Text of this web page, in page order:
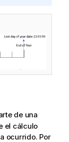
de una
el cálculo
ocurrido. Por